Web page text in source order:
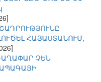
ՀԱՅԱՍՏԱՆՈՒՄ,
ՉԵՆ